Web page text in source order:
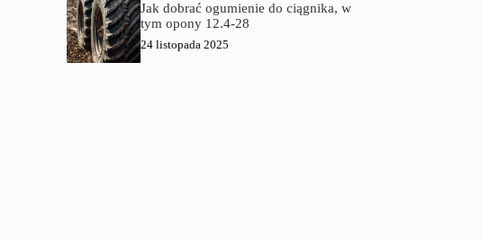
Jak dobrać ogumienie do ciągnika, w
tym opony 12.4-28
24 listopada 2025